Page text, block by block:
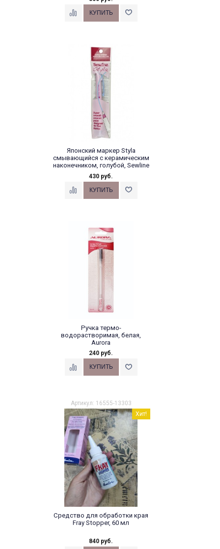
Японский маркер Styla
смывающийся с керамическим
наконечником, голубой, Sewline
430 руб.
Ручка термо-
водорастворимая, белая,
Aurora
240 руб.
Артикул: 16555-13303
Хит!
Средство для обработки края
Fray Stopper, 60 мл
840 руб.